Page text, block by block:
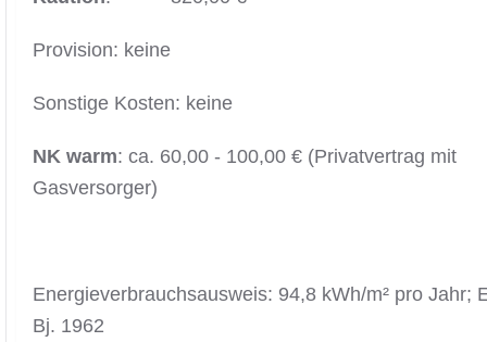
Provision: keine
Sonstige Kosten: keine
NK warm: ca. 60,00 - 100,00 € (Privatvertrag mit
Gasversorger)
Energieverbrauchsausweis: 94,8 kWh/m² pro Jahr;
Bj. 1962